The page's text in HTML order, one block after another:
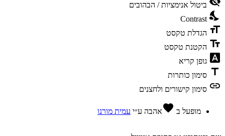
ביטול אנימציות / הבהובים
Contrast
הגדלת טקסט
הקטנת טקסט
גופן קריא
סימון כותרות
סימון קישורים ולחצנים
מופעל בfavorite אהבהע״י עמית מורנו